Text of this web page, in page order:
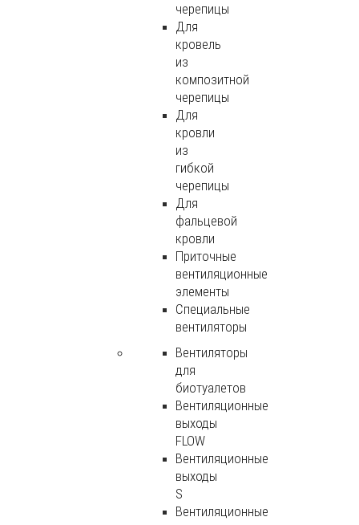
черепицы
Для
кровель
из
композитной
черепицы
Для
кровли
из
гибкой
черепицы
Для
фальцевой
кровли
Приточные
вентиляционные
элементы
Специальные
вентиляторы
Вентиляторы
для
биотуалетов
Вентиляционные
выходы
FLOW
Вентиляционные
выходы
S
Вентиляционные